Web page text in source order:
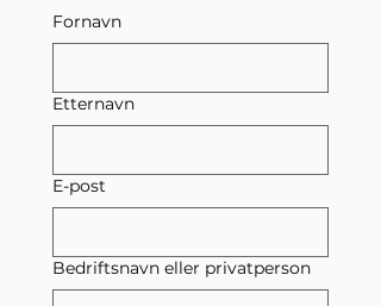
Fornavn
Etternavn
E-post
Bedriftsnavn eller privatperson